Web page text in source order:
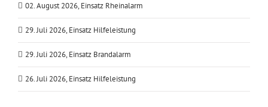
02. August 2026, Einsatz Rheinalarm
29. Juli 2026, Einsatz Hilfeleistung
29. Juli 2026, Einsatz Brandalarm
26. Juli 2026, Einsatz Hilfeleistung